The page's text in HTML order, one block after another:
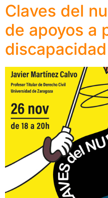
Claves del
de apoyos a
discapacidad